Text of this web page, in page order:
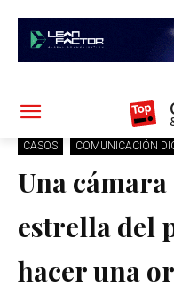
CASOS COMUNICACIÓN
Una
estrella del
hacer una